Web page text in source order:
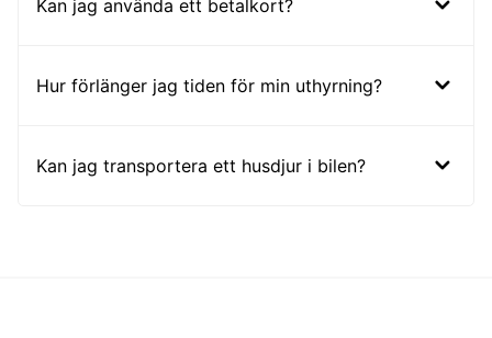
Kan jag använda ett betalkort?
Hur förlänger jag tiden för min uthyrning?
Kan jag transportera ett husdjur i bilen?